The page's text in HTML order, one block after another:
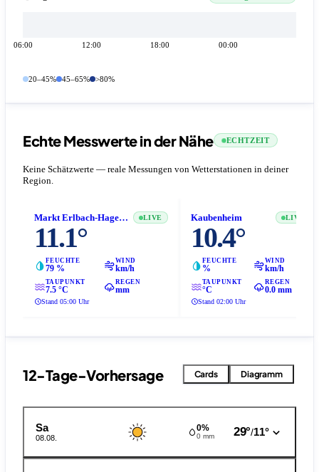
06:00 12:00 18:00 00:00
20–45% 45–65% >80%
Echte Messwerte in der Nähe ECHTZEIT
Keine Schätzwerte — reale Messungen von Wetterstationen in deiner
Region.
Markt Erlbach-Hagenhofen LIVE
11.1°
FEUCHTE
79 %
WIND
km/h
TAUPUNKT
7.5 °C
REGEN
mm
Stand 05:00 Uhr
Kaubenheim LIVE
10.4°
FEUCHTE
%
WIND
km/h
TAUPUNKT
°C
REGEN
0.0 mm
Stand 02:00 Uhr
12-Tage-Vorhersage Cards Diagramm
Sa
08.08.
0%
0 mm 29°/11°